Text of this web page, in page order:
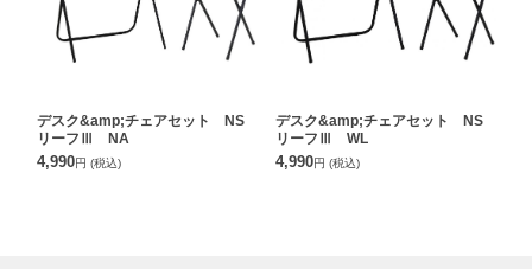
デスク&amp;チェアセット NS
リーフⅢ NA
4,990円 (税込)
デスク&amp;チェアセット NS
リーフⅢ WL
4,990円 (税込)